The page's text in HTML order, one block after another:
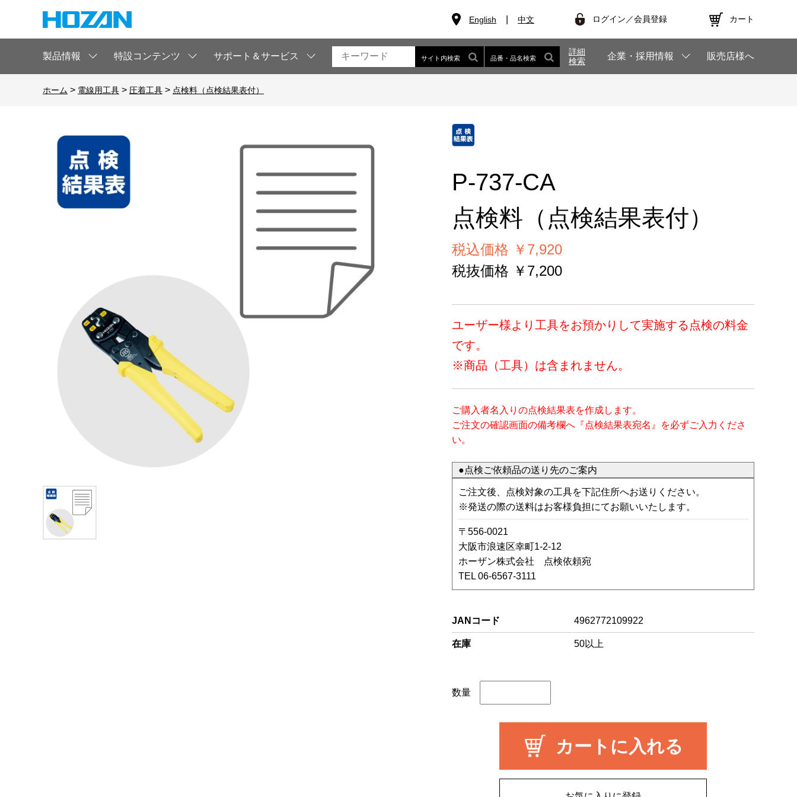
English 中文 ログイン／会員登録 カート
製品情報 特設コンテンツ サポート＆サービス サイト内検索 品番・品名検索
詳細
検索
企業・採用情報 販売店様へ
ホーム > 電線用工具 > 圧着工具 > 点検料（点検結果表付）
P-737-CA
点検料（点検結果表付）
税込価格 ￥7,920
税抜価格 ￥7,200
ユーザー様より工具をお預かりして実施する点検の料金
です。
※商品（工具）は含まれません。
ご購入者名入りの点検結果表を作成します。
ご注文の確認画面の備考欄へ『点検結果表宛名』を必ずご入力くださ
い。
●点検ご依頼品の送り先のご案内
ご注文後、点検対象の工具を下記住所へお送りください。
※発送の際の送料はお客様負担にてお願いいたします。
〒556-0021
大阪市浪速区幸町1-2-12
ホーザン株式会社 点検依頼宛
TEL 06-6567-3111
JANコード 4962772109922
在庫 50以上
数量
カートに入れる